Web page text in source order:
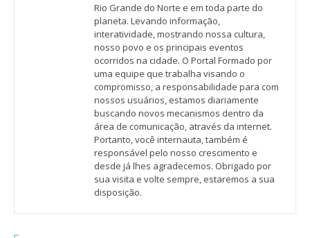
Rio Grande do Norte e em toda parte do
planeta. Levando informação,
interatividade, mostrando nossa cultura,
nosso povo e os principais eventos
ocorridos na cidade. O Portal Formado por
uma equipe que trabalha visando o
compromisso, a responsabilidade para com
nossos usuários, estamos diariamente
buscando novos mecanismos dentro da
área de comunicação, através da internet.
Portanto, você internauta, também é
responsável pelo nosso crescimento e
desde já lhes agradecemos. Obrigado por
sua visita e volte sempre, estaremos a sua
disposição.